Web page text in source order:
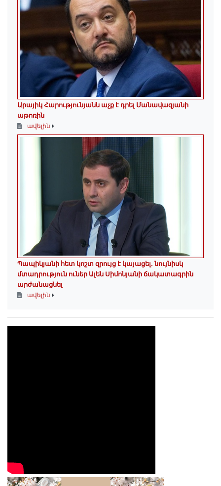
Արայիկ Հարությունյանն աչք է դրել Մանավազյանի
աթոռին
ավելին
Պապիկյանի հետ կոշտ զրույց է կայացել. նույնիսկ
մտադրություն ուներ Ալեն Սիմոնյանի ճակատագրին
արժանացնել
ավելին